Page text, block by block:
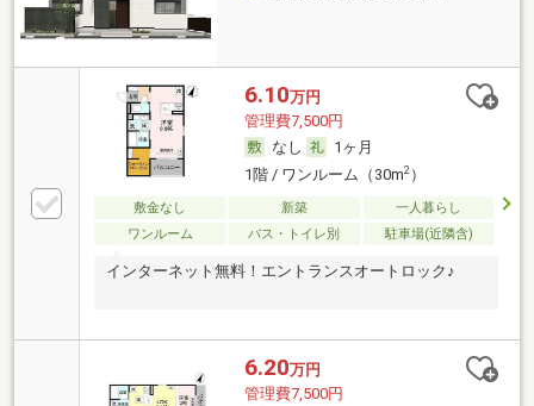
6.10万円
管理費7,500円
なし
1ヶ月
1階 / ワンルーム（30m2）
敷金なし 新築
一人暮らし
ワンルーム
バス・トイレ別 駐車場(近隣含)
インターネット無料！エントランスオートロック♪
6.20万円
管理費7,500円